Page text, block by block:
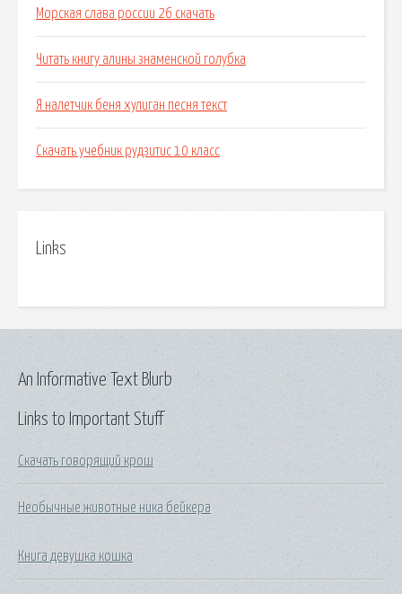
Морская слава россии 26 скачать
Читать книгу алины знаменской голубка
Я налетчик беня хулиган песня текст
Скачать учебник рудзитис 10 класс
Links
Links to Important Stuff
Скачать говорящий крош
Необычные животные ника бейкера
Книга девушка кошка
An Informative Text Blurb